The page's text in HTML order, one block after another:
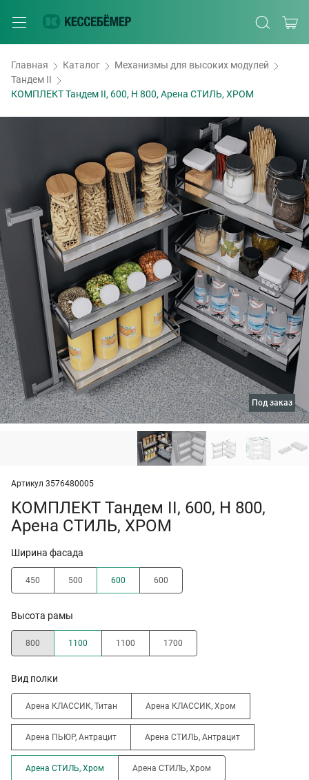
Главная Каталог
Механизмы для высоких модулей
Тандем II
КОМПЛЕКТ Тандем II, 600, H 800, Арена СТИЛЬ, ХРОМ
под заказ
Артикул 3576480005
КОМПЛЕКТ Тандем II, 600, H 800,
Арена СТИЛЬ, ХРОМ
Ширина фасада
450 500 600 600
Высота рамы
800 1100 1100 1700
Вид полки
Арена КЛАССИК, Титан Арена КЛАССИК, Хром
Арена ПЬЮР, Антрацит Арена СТИЛЬ, Антрацит
Арена СТИЛЬ, Хром Арена СТИЛЬ, Хром